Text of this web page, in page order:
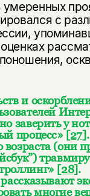
с
и
заверить у
процесс»[27].
возраста (они
[28].
многие